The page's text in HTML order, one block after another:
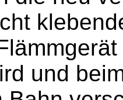
und